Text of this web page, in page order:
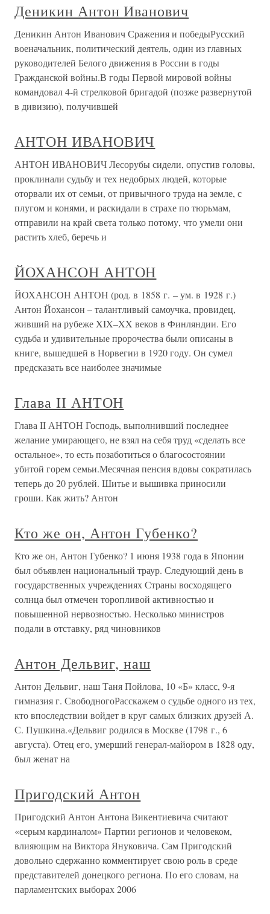
Деникин Антон Иванович
Деникин Антон Иванович Сражения и победыРусский
военачальник, политический деятель, один из главных
руководителей Белого движения в России в годы
Гражданской войны.В годы Первой мировой войны
командовал 4-й стрелковой бригадой (позже развернутой
в дивизию), получившей
АНТОН ИВАНОВИЧ
АНТОН ИВАНОВИЧ Лесорубы сидели, опустив головы,
проклинали судьбу и тех недобрых людей, которые
оторвали их от семьи, от привычного труда на земле, с
плугом и конями, и раскидали в страхе по тюрьмам,
отправили на край света только потому, что умели они
растить хлеб, беречь и
ЙОХАНСОН АНТОН
ЙОХАНСОН АНТОН (род. в 1858 г. – ум. в 1928 г.)
Антон Йохансон – талантливый самоучка, провидец,
живший на рубеже XIX–XX веков в Финляндии. Его
судьба и удивительные пророчества были описаны в
книге, вышедшей в Норвегии в 1920 году. Он сумел
предсказать все наиболее значимые
Глава II АНТОН
Глава II АНТОН Господь, выполнивший последнее
желание умирающего, не взял на себя труд «сделать все
остальное», то есть позаботиться о благосостоянии
убитой горем семьи.Месячная пенсия вдовы сократилась
теперь до 20 рублей. Шитье и вышивка приносили
гроши. Как жить? Антон
Кто же он, Антон Губенко?
Кто же он, Антон Губенко? 1 июня 1938 года в Японии
был объявлен национальный траур. Следующий день в
государственных учреждениях Страны восходящего
солнца был отмечен торопливой активностью и
повышенной нервозностью. Несколько министров
подали в отставку, ряд чиновников
Антон Дельвиг, наш
Антон Дельвиг, наш Таня Пойлова, 10 «Б» класс, 9-я
гимназия г. СвободногоРасскажем о судьбе одного из тех,
кто впоследствии войдет в круг самых близких друзей А.
С. Пушкина.«Дельвиг родился в Москве (1798 г., 6
августа). Отец его, умерший генерал-майором в 1828 оду,
был женат на
Пригодский Антон
Пригодский Антон Антона Викентиевича считают
«серым кардиналом» Партии регионов и человеком,
влияющим на Виктора Януковича. Сам Пригодский
довольно сдержанно комментирует свою роль в среде
представителей донецкого региона. По его словам, на
парламентских выборах 2006